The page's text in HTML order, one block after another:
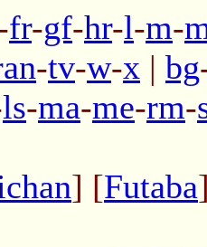
fr-gf-hr-l-m-
-tv-w-x | bg
ls-ma-me-rm-
] [Futaba